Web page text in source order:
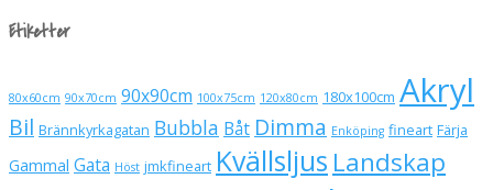
Etiketter
80x60cm 90x70cm 90x90cm 100x75cm 120x80cm 180x100cm Akryl
Bil Brännkyrkagatan Bubbla Båt Dimma Enköping fineart Färja
Gammal Gata Höst jmkfineart Kvällsljus Landskap